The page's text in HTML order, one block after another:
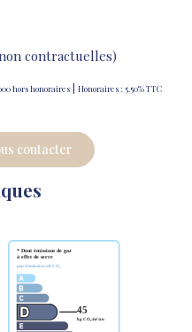
contractuelles)
hors honoraires | Honoraires : 5.50% TTC
contacter